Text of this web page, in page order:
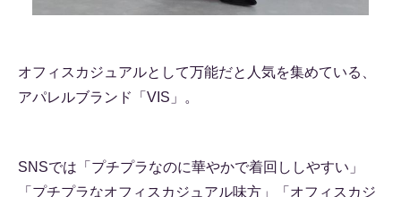
オフィスカジュアルとして万能だと人気を集めている、
アパレルブランド「VIS」。
SNSでは「プチプラなのに華やかで着回ししやすい」
「プチプラなオフィスカジュアル味方」「オフィスカジ